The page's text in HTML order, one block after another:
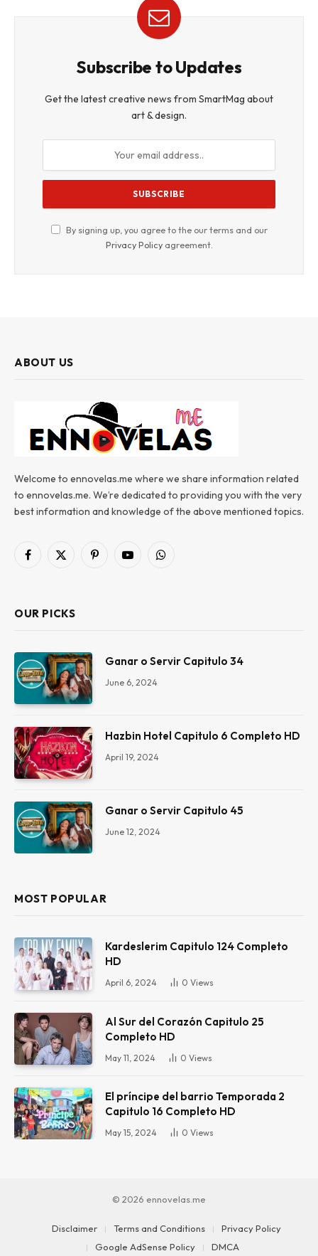
Subscribe to Updates
Get the latest creative news from SmartMag about
art & design.
By signing up, you agree to the our terms and our
Privacy Policyagreement.
ABOUT US
Welcome to ennovelas.me where we share information related
to ennovelas.me. We’re dedicated to providing you with the very
best information and knowledge of the above mentioned topics.
Facebook
X
PinterestYouTubeWhatsApp
OUR PICKS
Ganar o Servir Capitulo 34
June 6, 2024
Hazbin Hotel Capitulo 6 Completo HD
April 19, 2024
Ganar o Servir Capitulo 45
June 12, 2024
MOST POPULAR
Kardeslerim Capitulo 124 Completo
HD
April 6, 2024 0 Views
Al Sur del Corazón Capitulo 25
Completo HD
May 11, 2024 0 Views
El príncipe del barrio Temporada 2
Capitulo 16 Completo HD
May 15, 2024 0 Views
© 2026 ennovelas.me
Disclaimer Terms and Conditions
Privacy Policy
Google AdSense Policy
DMCA